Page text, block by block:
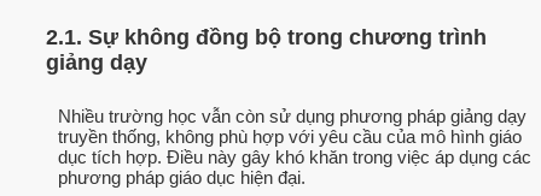
2.1. Sự không đồng bộ trong chương trình
giảng dạy
Nhiều trường học vẫn còn sử dụng phương pháp giảng dạy
truyền thống, không phù hợp với yêu cầu của mô hình giáo
dục tích hợp. Điều này gây khó khăn trong việc áp dụng các
phương pháp giáo dục hiện đại.